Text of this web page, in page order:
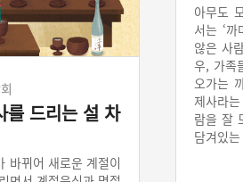
를 드리는 설 차
바뀌어 새로운 계절이
아무도
서는 ‘
않은 사
우, 가족
오가는
제사라
람을 잘
담겨있